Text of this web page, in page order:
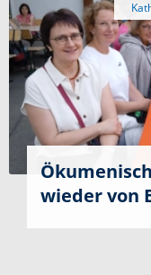
wieder von